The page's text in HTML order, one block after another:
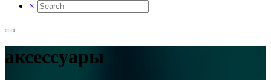
×
аксессуары